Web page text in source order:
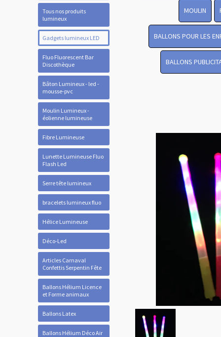
Tous nos produits
lumineux
Gadgets lumineux LED
Fluo Fluorescent Bar
Discothèque
Bâton Lumineux - led -
mousse-pvc
Moulin Lumineux -
éolienne lumineuse
Fibre Lumineuse
Lunette Lumineuse Fluo
Flash Led
Serre tête lumineux
bracelets lumineux fluo
Hélice Lumineuse
Déco-Led
Articles Carnaval
Confettis Serpentin Fête
Ballons Hélium Licence
et Forme animaux
Ballons Latex
Ballons Hélium Déco Air
MOULIN
BALLONS POUR LES
BALLONS